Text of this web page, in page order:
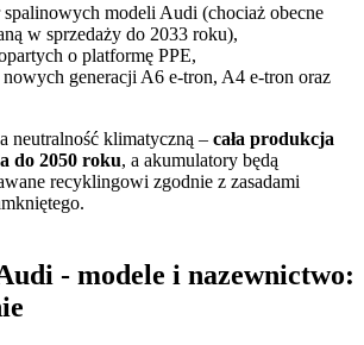
modeli Audi (chociaż obecne
w sprzedaży do 2033 roku),
o platformę PPE,
generacji A6 e-tron, A4 e-tron oraz
neutralność klimatyczną – cała produkcja
do 2050 roku, a akumulatory będą
recyklingowi zgodnie z zasadami
- modele i nazewnictwo: